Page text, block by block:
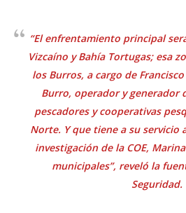
“El enfrentamiento principal
Vizcaíno y Bahía Tortugas; esa
los Burros, a cargo de
Burro, operador y generador
pescadores y cooperativas
Norte. Y que tiene a su servicio
investigación de la COE,
municipales”, reveló la
Seguridad.